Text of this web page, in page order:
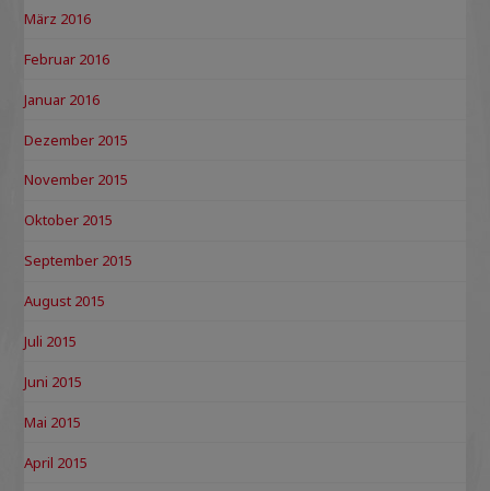
März 2016
Februar 2016
Januar 2016
Dezember 2015
November 2015
Oktober 2015
September 2015
August 2015
Juli 2015
Juni 2015
Mai 2015
April 2015